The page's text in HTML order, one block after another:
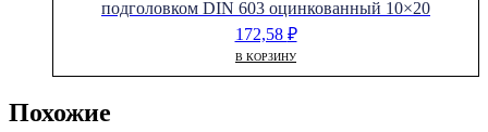
подголовком DIN 603 оцинкованный 10×20
172,58 ₽
В КОРЗИНУ
Похожие